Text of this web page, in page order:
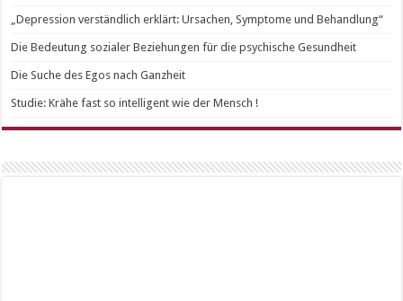
„Depression verständlich erklärt: Ursachen, Symptome und Behandlung“
Die Bedeutung sozialer Beziehungen für die psychische Gesundheit
Die Suche des Egos nach Ganzheit
Studie: Krähe fast so intelligent wie der Mensch !